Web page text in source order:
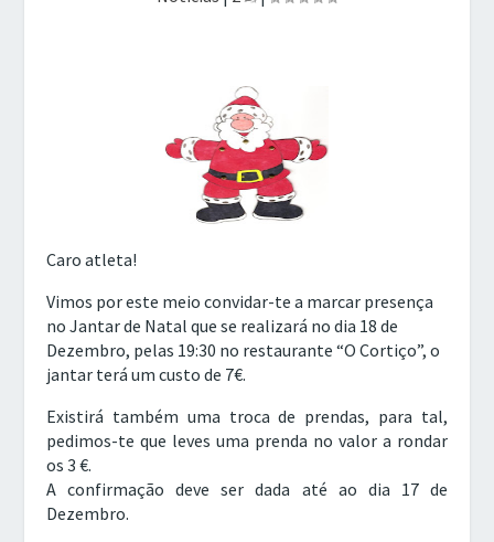
Caro atleta!
Vimos por este meio convidar-te a marcar presença
no Jantar de Natal que se realizará no dia 18 de
Dezembro, pelas 19:30 no restaurante “O Cortiço”, o
jantar terá um custo de 7€.
Existirá também uma troca de prendas, para tal,
pedimos-te que leves uma prenda no valor a rondar
os 3 €.
A confirmação deve ser dada até ao dia 17 de
Dezembro.